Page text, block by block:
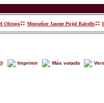
Obispo:: Monseñor Jaume Pujol Balcells::
Imprimir Más votado